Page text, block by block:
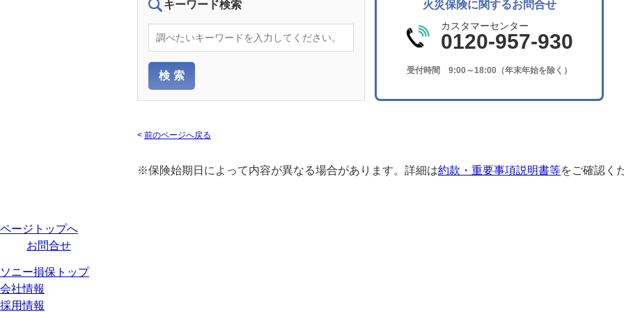
キーワード検索 火災保険に関するお問合せ
カスタマーセンター
0120-957-930
受付時間 9:00～18:00（年末年始を除く）
< 前のページへ戻る
※保険始期日によって内容が異なる場合があります。詳細は約款・重要事項説明書等をご確認く
ページトップへ
お問合せ
ソニー損保トップ
会社情報
採用情報